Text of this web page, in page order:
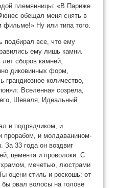
племянницы: «В Париже
обещал меня снять в
Ну или типа того.
подбирал все, что ему
ему лишь камни.
лет сборов камней,
диковинных форм,
грандиозное количество,
Вселенная созрела,
Шеваля, Идеальный
и подрядчиком, и
прорабом, и молдаванином-
За 33 года он воздвиг
цемента и проволоки. С
мечетью, люстрами
оцени стиль и роскошь: от
бы рвал волосы на голове